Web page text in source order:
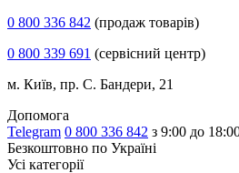
0 800 336 842 (продаж товарів)
0 800 339 691 (сервісний центр)
м. Київ, пр. С. Бандери, 21
Допомога
Telegram 0 800 336 842 з 9:00 до
Безкоштовно по Україні
Усі категорії